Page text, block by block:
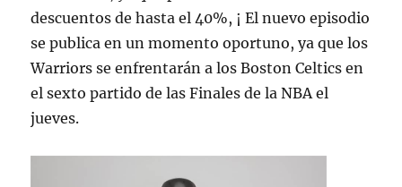
descuentos de hasta el 40%, ¡ El nuevo episodio
se publica en un momento oportuno, ya que los
Warriors se enfrentarán a los Boston Celtics en
el sexto partido de las Finales de la NBA el
jueves.